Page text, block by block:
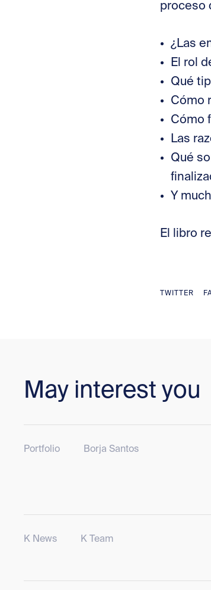
proceso
¿Las
El rol
Qué
Cómo
Cómo
Las
Qué
Y
El libro
TWITTER
May interest you
Portfolio Borja Santos
K News K Team